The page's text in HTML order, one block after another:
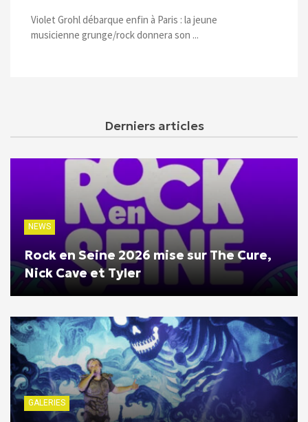
Violet Grohl débarque enfin à Paris : la jeune
musicienne grunge/rock donnera son ...
Derniers articles
NEWS
Rock en Seine 2026 mise sur The Cure,
Nick Cave et Tyler
GALERIES